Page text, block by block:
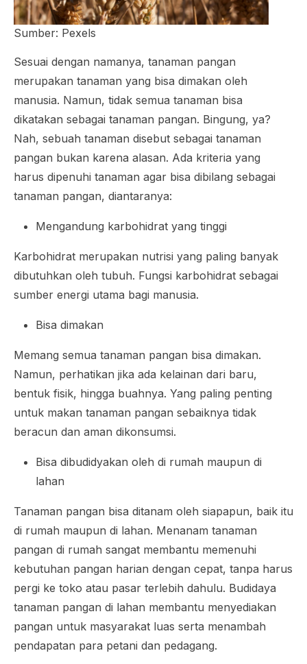
Sumber: Pexels
Sesuai dengan namanya, tanaman pangan
merupakan tanaman yang bisa dimakan oleh
manusia. Namun, tidak semua tanaman bisa
dikatakan sebagai tanaman pangan. Bingung, ya?
Nah, sebuah tanaman disebut sebagai tanaman
pangan bukan karena alasan. Ada kriteria yang
harus dipenuhi tanaman agar bisa dibilang sebagai
tanaman pangan, diantaranya:
Mengandung karbohidrat yang tinggi
Karbohidrat merupakan nutrisi yang paling banyak
dibutuhkan oleh tubuh. Fungsi karbohidrat sebagai
sumber energi utama bagi manusia.
Bisa dimakan
Memang semua tanaman pangan bisa dimakan.
Namun, perhatikan jika ada kelainan dari baru,
bentuk fisik, hingga buahnya. Yang paling penting
untuk makan tanaman pangan sebaiknya tidak
beracun dan aman dikonsumsi.
Bisa dibudidyakan oleh di rumah maupun di
lahan
Tanaman pangan bisa ditanam oleh siapapun, baik itu
di rumah maupun di lahan. Menanam tanaman
pangan di rumah sangat membantu memenuhi
kebutuhan pangan harian dengan cepat, tanpa harus
pergi ke toko atau pasar terlebih dahulu. Budidaya
tanaman pangan di lahan membantu menyediakan
pangan untuk masyarakat luas serta menambah
pendapatan para petani dan pedagang.